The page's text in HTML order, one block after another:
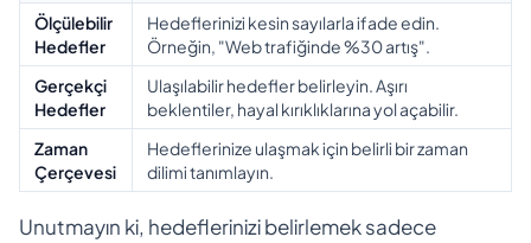
Ölçülebilir
Hedefler
Hedeflerinizi kesin sayılarla ifade edin.
Örneğin, "Web trafiğinde %30 artış".
Gerçekçi
Hedefler
Ulaşılabilir hedefler belirleyin. Aşırı
beklentiler, hayal kırıklıklarına yol açabilir.
Zaman
Çerçevesi
Hedeflerinize ulaşmak için belirli bir zaman
dilimi tanımlayın.
Unutmayın ki, hedeflerinizi belirlemek sadece